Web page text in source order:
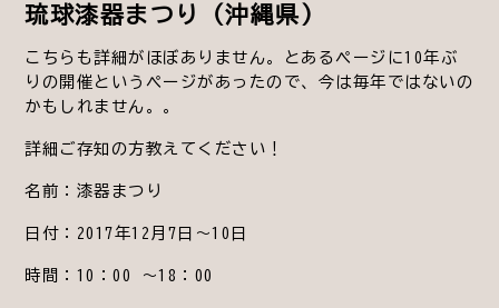
琉球漆器まつり（沖縄県）
こちらも詳細がほぼありません。とあるページに10年ぶ
りの開催というページがあったので、今は毎年ではないの
かもしれません。。
詳細ご存知の方教えてください！
名前：漆器まつり
日付：2017年12月7日～10日
時間：10：00 ～18：00